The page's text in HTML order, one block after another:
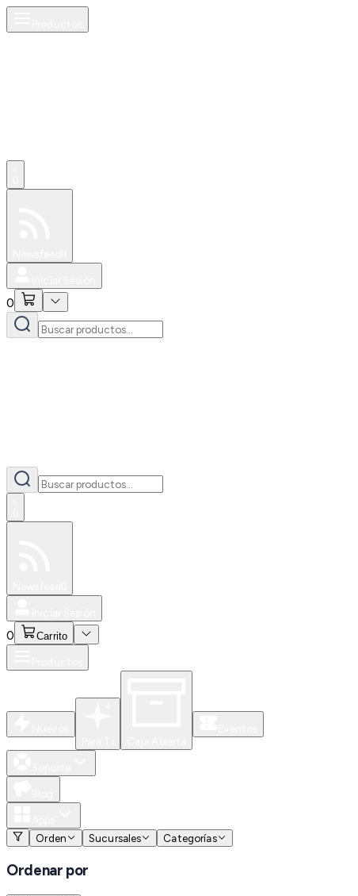
0
0 Carrito
Orden
Sucursales Categorías
Ordenar por